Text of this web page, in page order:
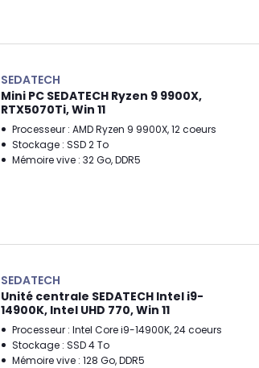
SEDATECH
Mini PC SEDATECH Ryzen 9 9900X,
RTX5070Ti, Win 11
Processeur : AMD Ryzen 9 9900X, 12 coeurs
Stockage : SSD 2 To
Mémoire vive : 32 Go, DDR5
SEDATECH
Unité centrale SEDATECH Intel i9-
14900K, Intel UHD 770, Win 11
Processeur : Intel Core i9-14900K, 24 coeurs
Stockage : SSD 4 To
Mémoire vive : 128 Go, DDR5